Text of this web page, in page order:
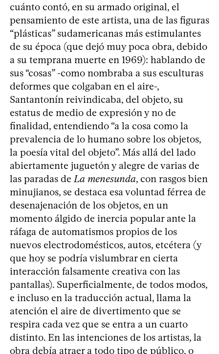
cuánto contó, en su armado original, el
pensamiento de este artista, una de las figuras
“plásticas” sudamericanas más estimulantes
de su época (que dejó muy poca obra, debido
a su temprana muerte en 1969): hablando de
sus “cosas” -como nombraba a sus esculturas
deformes que colgaban en el aire-,
Santantonín reivindicaba, del objeto, su
estatus de medio de expresión y no de
finalidad, entendiendo “a la cosa como la
prevalencia de lo humano sobre los objetos,
la poesía vital del objeto”. Más allá del lado
abiertamente juguetón y alegre de varias de
las paradas de La menesunda, con rasgos bien
minujianos, se destaca esa voluntad férrea de
desenajenación de los objetos, en un
momento álgido de inercia popular ante la
ráfaga de automatismos propios de los
nuevos electrodomésticos, autos, etcétera (y
que hoy se podría vislumbrar en cierta
interacción falsamente creativa con las
pantallas). Superficialmente, de todos modos,
e incluso en la traducción actual, llama la
atención el aire de divertimento que se
respira cada vez que se entra a un cuarto
distinto. En las intenciones de los artistas, la
obra debía atraer a todo tipo de público, o